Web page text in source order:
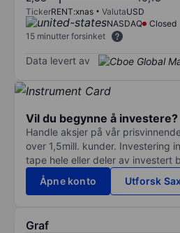
TickerRENT:xnas ValutaUSD
NASDAQ
Closed
15 minutter forsinket
Data levert av
Vil du begynne å investere?
Handle aksjer på vår
over 1,5mill. kunder. Investering
tape hele eller deler av investert
Åpne konto
Utforsk
Graf